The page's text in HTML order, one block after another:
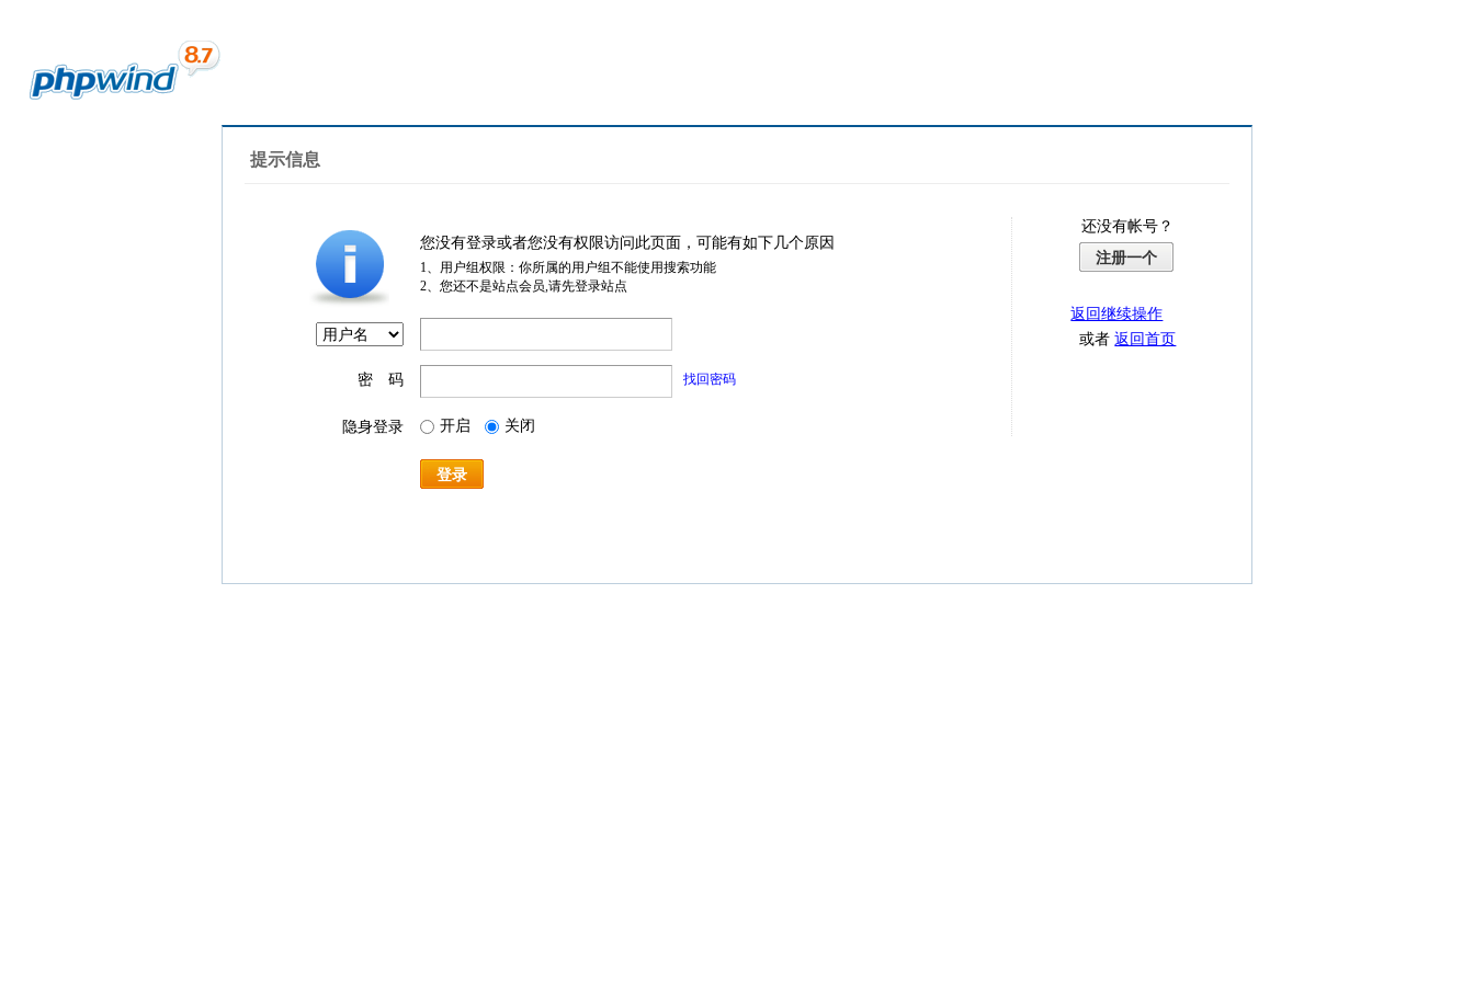
提示信息
您没有登录或者您没有权限访问此页面，可能有如下几个原因
1、用户组权限：你所属的用户组不能使用搜索功能
2、您还不是站点会员,请先登录站点
密 码 找回密码
隐身登录 开启 关闭
登录
还没有帐号？
注册一个
返回继续操作
或者返回首页